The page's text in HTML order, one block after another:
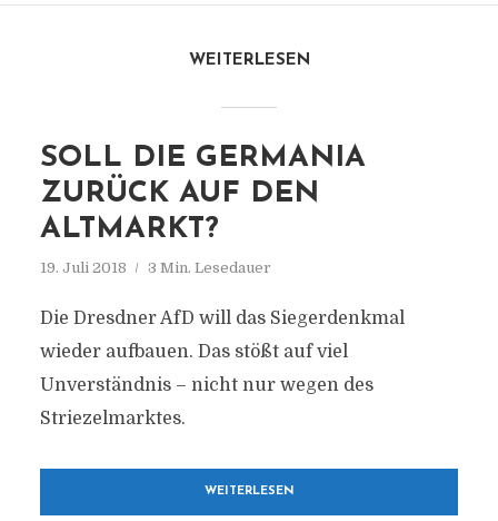
WEITERLESEN
SOLL DIE GERMANIA
ZURÜCK AUF DEN
ALTMARKT?
19. Juli 2018 3 Min. Lesedauer
Die Dresdner AfD will das Siegerdenkmal
wieder aufbauen. Das stößt auf viel
Unverständnis – nicht nur wegen des
Striezelmarktes.
WEITERLESEN